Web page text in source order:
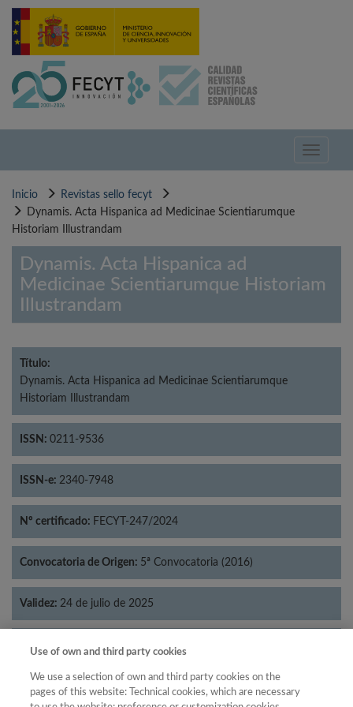
Pasar
contenido
Toggle
Inicio
Revistas sello fecyt
Dynamis. Acta Hispanica ad Medicinae Scientiarumque
Historiam Illustrandam
Dynamis. Acta Hispanica ad
Medicinae Scientiarumque Historiam
Illustrandam
Título:
Dynamis. Acta Hispanica ad Medicinae Scientiarumque
Historiam Illustrandam
ISSN: 0211-9536
ISSN-e: 2340-7948
Nº certificado: FECYT-247/2024
Convocatoria de Origen: 5ª Convocatoria (2016)
Validez: 24 de julio de 2025
Categorías: Historia
Use of own and third party cookies
We use a selection of own and third party cookies on the
pages of this website: Technical cookies, which are necessary